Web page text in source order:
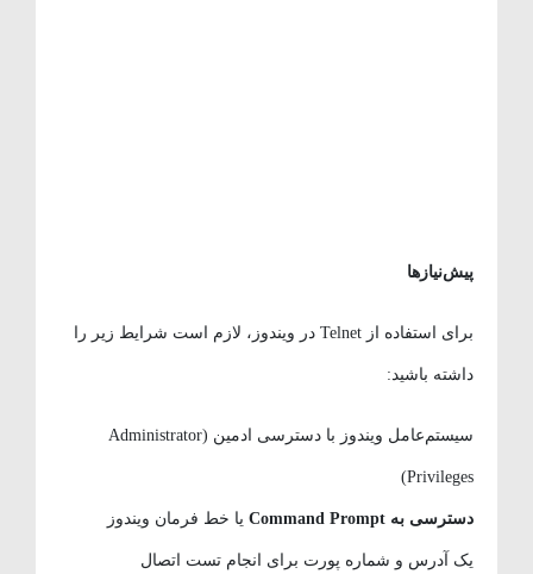
پیش‌نیازها
برای استفاده از Telnet در ویندوز، لازم است شرایط زیر را
داشته باشید:
سیستم‌عامل ویندوز با دسترسی ادمین (Administrator
Privileges)
دسترسی به یا خط فرمان ویندوز
یک آدرس و شماره پورت برای انجام تست اتصال